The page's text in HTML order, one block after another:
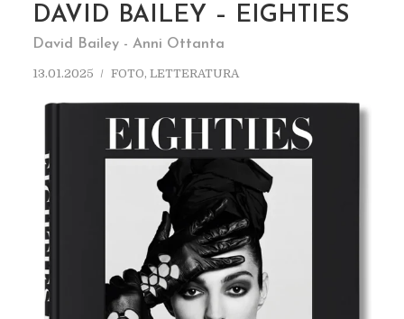
DAVID BAILEY – EIGHTIES
David Bailey - Anni Ottanta
13.01.2025 FOTO, LETTERATURA